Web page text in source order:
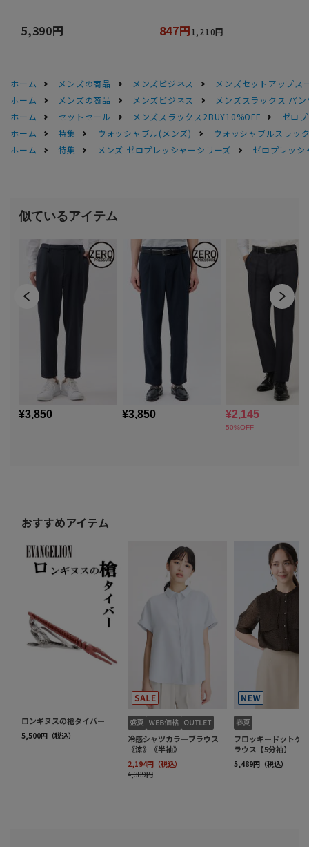
5,390円 847円1,210円
ホーム メンズの商品 メンズビジネス
メンズセットアップス
ホーム
メンズの商品 メンズビジネス
メンズスラックス パン
ホーム
セットセール メンズスラックス2BUY10%OFF
ゼロ
ホーム
特集 ウォッシャブル(メンズ)
ウォッシャブルスラッ
ホーム
特集 メンズ ゼロプレッシャーシリーズ ゼロプレッシ